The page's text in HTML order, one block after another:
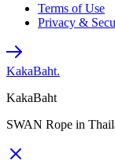
Terms of Use
Privacy &
KakaBaht.
KakaBaht
SWAN Rope in